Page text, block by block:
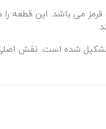
می باشد. این قطعه